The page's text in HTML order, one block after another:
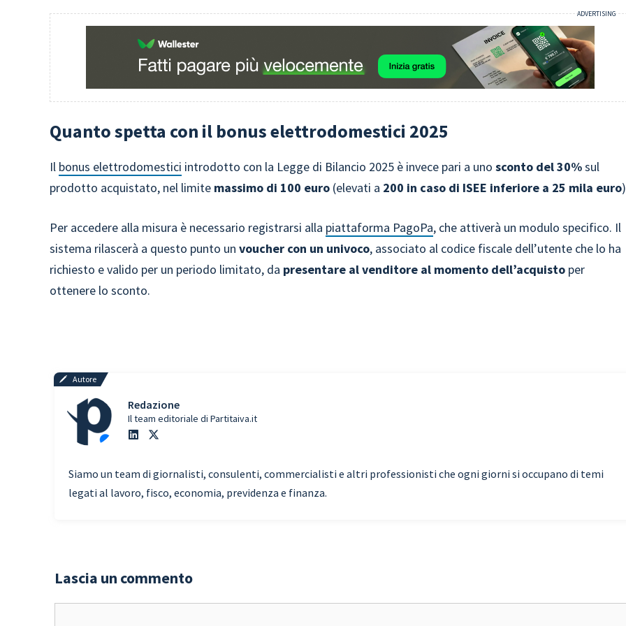
Quanto spetta con il bonus elettrodomestici 2025
Il bonus elettrodomestici introdotto con la Legge di Bilancio 2025 è invece pari a unosconto del 30%sul
prodotto acquistato, nel limite massimo di 100 euro (elevati a 200 in caso di ISEE inferiore a 25 mila euro
Per accedere alla misura è necessario registrarsi alla piattaforma PagoPa, che attiverà un modulo specifico. Il
sistema rilascerà a questo punto unvoucher con un univoco, associato al codice fiscale dell’utente che lo ha
richiesto e valido per un periodo limitato, da presentare al venditore al momento dell’acquisto per
ottenere lo sconto.
Autore
Redazione
Il team editoriale di Partitaiva.it
Siamo un team di giornalisti, consulenti, commercialisti e altri professionisti che ogni giorni si occupano di temi
legati al lavoro, fisco, economia, previdenza e finanza.
Lascia un commento